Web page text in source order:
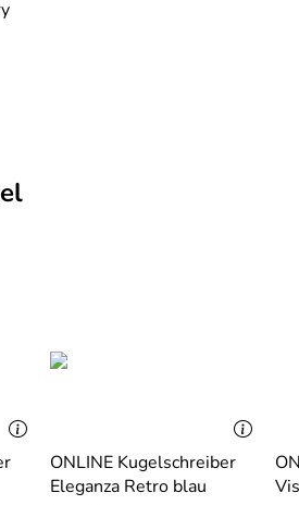
Geschenk-Box.
GmbH, D-92318
info@online-pen.de, Web:
ONLINE Kugelschreiber
Eleganza Retro blau